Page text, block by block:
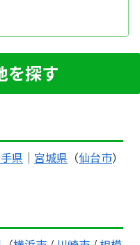
を探す
県 ｜ 宮城県 （仙台市）